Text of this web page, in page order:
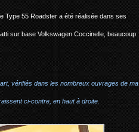
Type 55 Roadster a été réalisée dans ses
sur base Volkswagen Coccinelle, beaucoup
vérifiés dans les nombreux ouvrages de ma
ci-contre, en haut à droite.